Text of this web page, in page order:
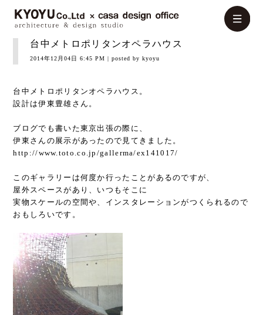
台中メトロポリタンオペラハウス
2014年12月04日 6:45 PM | posted by kyoyu
台中メトロポリタンオペラハウス。
設計は伊東豊雄さん。
ブログでも書いた東京出張の際に、
伊東さんの展示があったので見てきました。
http://www.toto.co.jp/gallerma/ex141017/
このギャラリーは何度か行ったことがあるのですが、
屋外スペースがあり、いつもそこに
実物スケールの空間や、インスタレーションがつくられるので
おもしろいです。